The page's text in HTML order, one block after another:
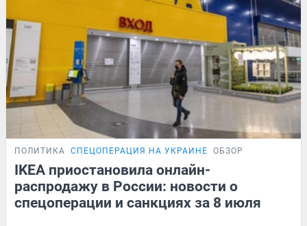
ПОЛИТИКА СПЕЦОПЕРАЦИЯ НА УКРАИНЕ ОБЗОР
IKEA приостановила онлайн-
распродажу в России: новости о
спецоперации и санкциях за 8 июля